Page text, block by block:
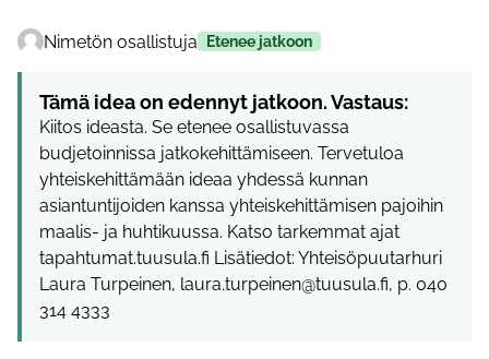
Nimetön osallistuja Etenee jatkoon
Tämä idea on edennyt jatkoon. Vastaus:
Kiitos ideasta. Se etenee osallistuvassa
budjetoinnissa jatkokehittämiseen. Tervetuloa
yhteiskehittämään ideaa yhdessä kunnan
asiantuntijoiden kanssa yhteiskehittämisen pajoihin
maalis- ja huhtikuussa. Katso tarkemmat ajat
tapahtumat.tuusula.fi Lisätiedot: Yhteisöpuutarhuri
Laura Turpeinen, laura.turpeinen@tuusula.fi, p. 040
314 4333